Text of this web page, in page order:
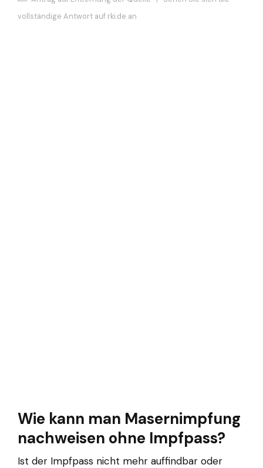
vollständige Antwort auf rki.de an
Wie kann man Masernimpfung
nachweisen ohne Impfpass?
Ist der Impfpass nicht mehr auffindbar oder